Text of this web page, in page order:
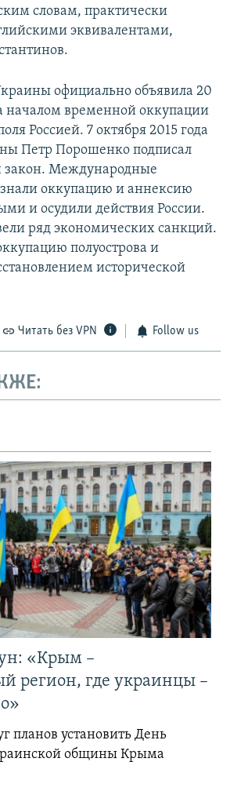
словам, практически
эквивалентами,
официально объявила 20
началом временной оккупации
Россией. 7 октября 2015 года
Петр Порошенко подписал
закон. Международные
оккупацию и аннексию
и осудили действия России.
ряд экономических санкций.
полуострова и
исторической
Читать без VPN Follow us
«Крым –
регион, где украинцы –
планов установить День
общины Крыма